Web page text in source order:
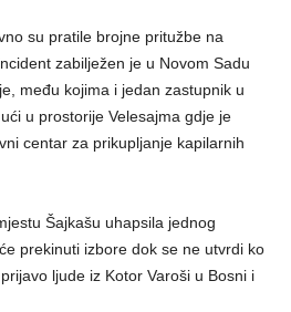
su pratile brojne pritužbe na
zabilježen je u Novom Sadu
među kojima i jedan zastupnik u
u prostorije Velesajma gdje je
centar za prikupljanje kapilarnih
Šajkašu uhapsila jednog
prekinuti izbore dok se ne utvrdi ko
ljude iz Kotor Varoši u Bosni i